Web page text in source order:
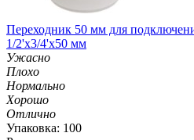
Переходник 50 мм для
1/2'х3/4'х50 мм
Ужасно
Плохо
Нормально
Хорошо
Отлично
Упаковка: 100